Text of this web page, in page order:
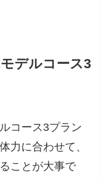
デルコース3
コース3プラン
力に合わせて、
ことが大事で